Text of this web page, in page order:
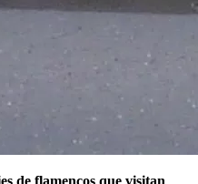
de flamencos que visitan